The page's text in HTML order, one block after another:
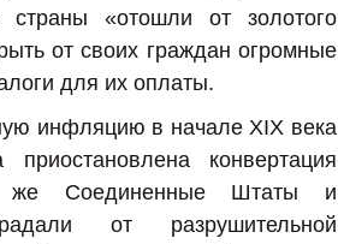
«отошли от золотого
от своих граждан огромные
для их оплаты.
инфляцию в начале XIX века
​​конвертация
же Соединенные Штаты и
от разрушительной